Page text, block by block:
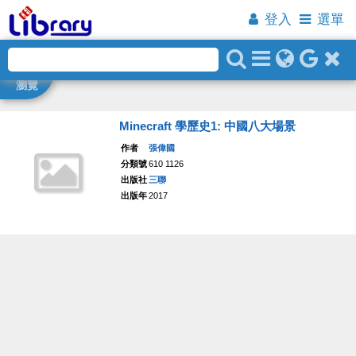
登入 選單
瀏覽
Minecraft 學歷史1: 中國八大場景
作者
張偉國
分類號610 1126
出版社 三聯
出版年2017